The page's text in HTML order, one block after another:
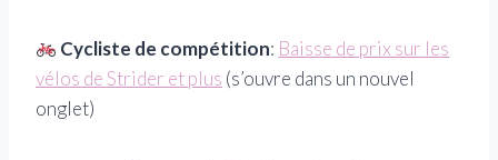
Cycliste de compétition: Baisse de prix sur les
vélos de Strider et plus (s’ouvre dans un nouvel
onglet)